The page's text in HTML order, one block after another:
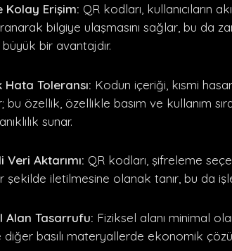
Kolay Erişim: QR kodları, kullanıcıların
bilgiye ulaşmasını sağlar, bu da
büyük bir avantajdır.
Hata Toleransı: Kodun içeriği, kısmi
bu özellik, özellikle basım ve kullanım
sunar.
Veri Aktarımı: QR kodları, şifreleme
şekilde iletilmesine olanak tanır, bu da
Alan Tasarrufu: Fiziksel alanı minimal
diğer basılı materyallerde ekonomik